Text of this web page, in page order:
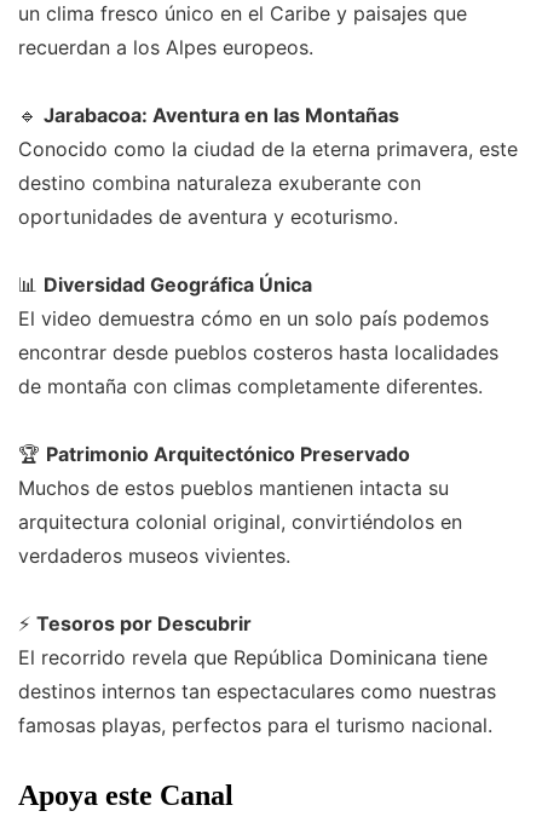
un clima fresco único en el Caribe y paisajes que
recuerdan a los Alpes europeos.
🔹 Jarabacoa: Aventura en las Montañas
Conocido como la ciudad de la eterna primavera, este
destino combina naturaleza exuberante con
oportunidades de aventura y ecoturismo.
📊 Diversidad Geográfica Única
El video demuestra cómo en un solo país podemos
encontrar desde pueblos costeros hasta localidades
de montaña con climas completamente diferentes.
🏆 Patrimonio Arquitectónico Preservado
Muchos de estos pueblos mantienen intacta su
arquitectura colonial original, convirtiéndolos en
verdaderos museos vivientes.
⚡ Tesoros por Descubrir
El recorrido revela que República Dominicana tiene
destinos internos tan espectaculares como nuestras
famosas playas, perfectos para el turismo nacional.
Apoya este Canal